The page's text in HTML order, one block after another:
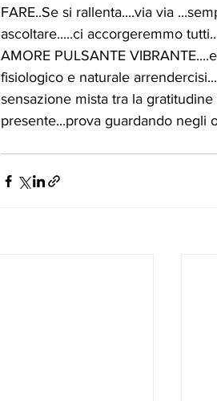
FARE..Se si rallenta....via via
ascoltare.....ci accorgeremmo
AMORE PULSANTE
fisiologico e naturale
sensazione mista tra la
presente...prova guardando negli